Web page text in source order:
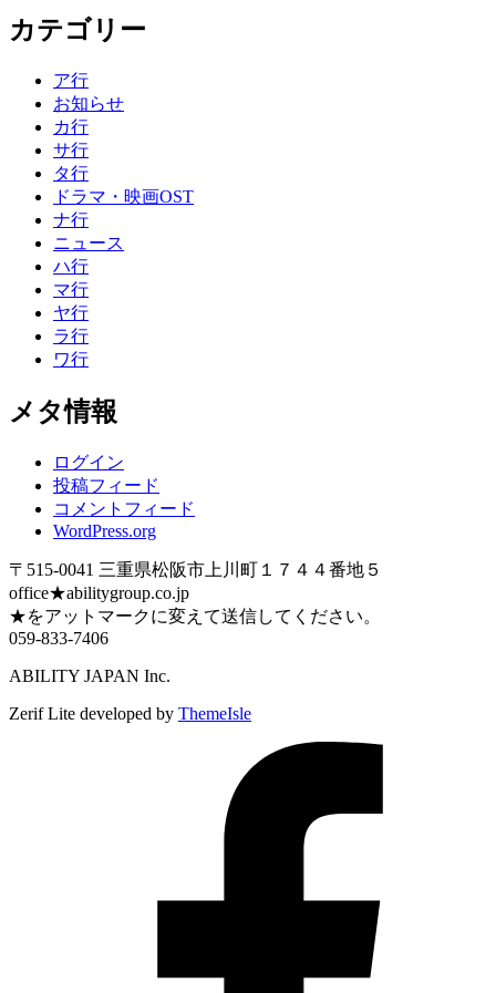
カテゴリー
ア行
お知らせ
カ行
サ行
タ行
ドラマ・映画OST
ナ行
ニュース
ハ行
マ行
ヤ行
ラ行
ワ行
メタ情報
ログイン
投稿フィード
コメントフィード
WordPress.org
〒515-0041 三重県松阪市上川町１７４４番地５
office★abilitygroup.co.jp
★をアットマークに変えて送信してください。
059-833-7406
ABILITY JAPAN Inc.
Zerif Lite developed by ThemeIsle